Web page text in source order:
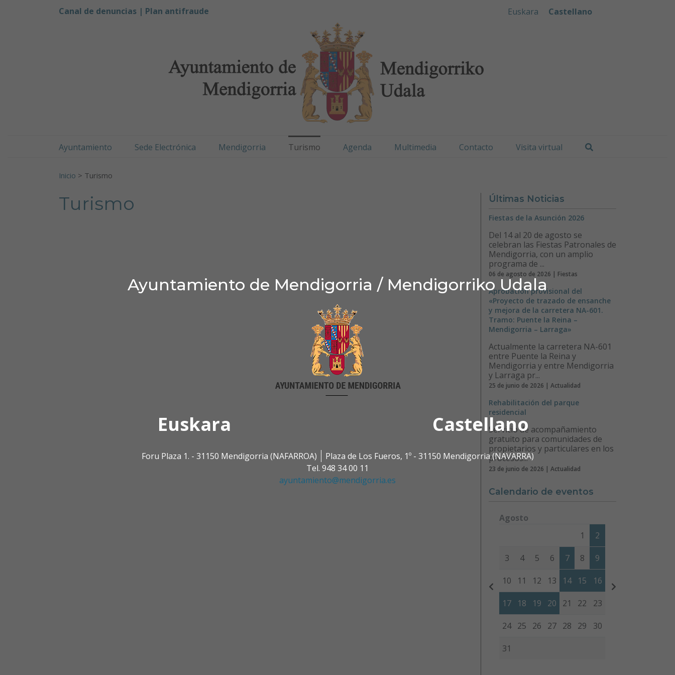
Ayuntamiento de Mendigorria / Mendigorriko Udala
Euskara Castellano
Foru Plaza 1. - 31150 Mendigorria (NAFARROA)
Plaza de Los Fueros, 1º - 31150 Mendigorria (NAVARRA)
Tel. 948 34 00 11
ayuntamiento@mendigorria.es
Ayuntamiento de Mendigorria / Mendigorriko Udala
Canal de denuncias | Plan antifraude Euskara Castellano
Ayuntamiento Sede Electrónica Mendigorria Turismo (Página actual)
Agenda Multimedia Contacto Visita virtual
Inicio > Turismo
Turismo Últimas Noticias
Fiestas de la Asunción 2026
Del 14 al 20 de agosto se
celebran las Fiestas Patronales de
Mendigorria, con un amplio
programa de ...
06 de agosto de 2026 | Fiestas
Aprobación provisional del
«Proyecto de trazado de ensanche
y mejora de la carretera NA-601.
Tramo: Puente la Reina –
Mendigorria – Larraga»
Actualmente la carretera NA-601
entre Puente la Reina y
Mendigorria y entre Mendigorria
y Larraga pr...
25 de junio de 2026 | Actualidad
Rehabilitación del parque
residencial
Servicio de acompañamiento
gratuito para comunidades de
propietarios y particulares en los
procesos...
23 de junio de 2026 | Actualidad
Calendario de eventos
Agosto
Miércoles Jueves
1 2
3 4 5 6 7 8 9
10 11 12 13 14 15 16
17 18 19 20 21 22 23
24 25 26 27 28 29 30
31